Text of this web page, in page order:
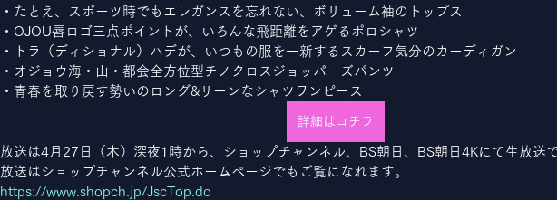
・たとえ、スポーツ時でもエレガンスを忘れない、ボリューム袖のトップス
・OJOU唇ロゴ三点ポイントが、いろんな飛距離をアゲるポロシャツ
・トラ（ディショナル）ハデが、いつもの服を一新するスカーフ気分のカーディガン
・オジョウ海・山・都会全方位型チノクロスジョッパーズパンツ
・青春を取り戻す勢いのロング&リーンなシャツワンピース
詳細はコチラ
放送は4月27日（木）深夜1時から、ショップチャンネル、BS朝日、BS朝日4Kにて生放送
放送はショップチャンネル公式ホームページでもご覧になれます。
https://www.shopch.jp/JscTop.do